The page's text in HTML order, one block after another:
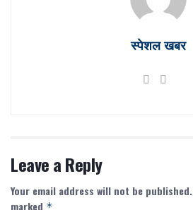
स्पेशल खबर
Leave a Reply
Your email address will not be published.
marked *